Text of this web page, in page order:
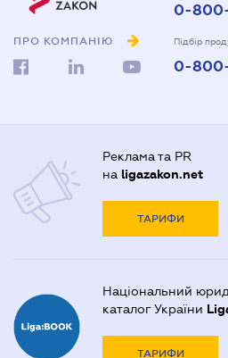
ПРО КОМПАНІЮ
0-
Підбір
0-
Реклама та PR
на ligazakon.net
ТАРИФИ
Національний
каталог України
ТАРИФИ